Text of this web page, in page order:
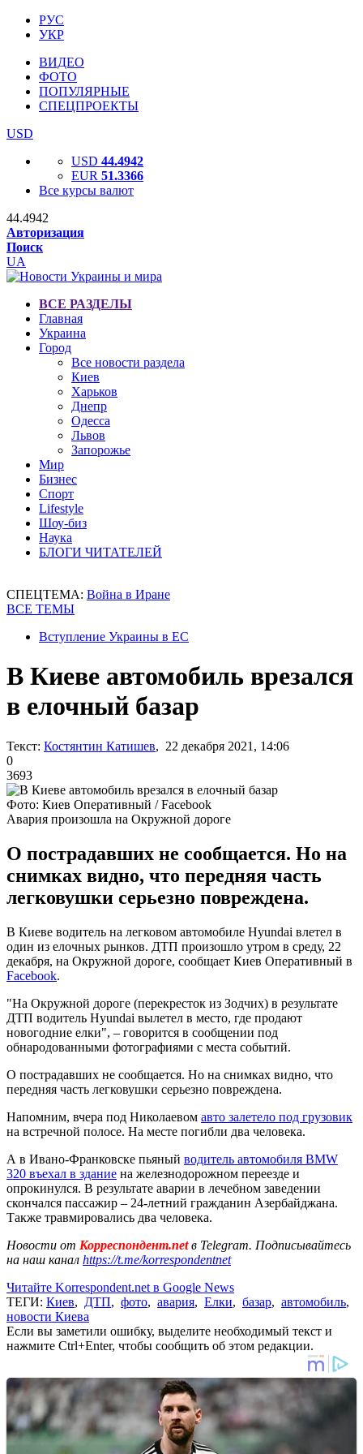
РУС
УКР
ВИДЕО
ФОТО
ПОПУЛЯРНЫЕ
СПЕЦПРОЕКТЫ
USD
USD 44.4942
EUR 51.3366
Все курсы валют
44.4942
Авторизация
Поиск
UA
ВСЕ РАЗДЕЛЫ
Главная
Украина
Город
Все новости раздела
Киев
Харьков
Днепр
Одесса
Львов
Запорожье
Мир
Бизнес
Спорт
Lifestyle
Шоу-биз
Наука
БЛОГИ ЧИТАТЕЛЕЙ
СПЕЦТЕМА: Война в Иране
ВСЕ ТЕМЫ
Вступление Украины в ЕС
В Киеве автомобиль врезался
в елочный базар
Текст: Костянтин Катишев, 22 декабря 2021, 14:06
0
3693
Фото: Киев Оперативный / Facebook
Авария произошла на Окружной дороге
О пострадавших не сообщается. Но на
снимках видно, что передняя часть
легковушки серьезно повреждена.
В Киеве водитель на легковом автомобиле Hyundai влетел в
один из елочных рынков. ДТП произошло утром в среду, 22
декабря, на Окружной дороге, сообщает Киев Оперативный в
Facebook.
"На Окружной дороге (перекресток из Зодчих) в результате
ДТП водитель Hyundai вылетел в место, где продают
новогодние елки", – говорится в сообщении под
обнародованными фотографиями с места событий.
О пострадавших не сообщается. Но на снимках видно, что
передняя часть легковушки серьезно повреждена.
Напомним, вчера под Николаевом авто залетело под грузовик
на встречной полосе. На месте погибли два человека.
А в Ивано-Франковске пьяный водитель автомобиля BMW
320 въехал в здание на железнодорожном переезде и
опрокинулся. В результате аварии в лечебном заведении
скончался пассажир – 24-летний гражданин Азербайджана.
Также травмировались два человека.
Новости от Корреспондент.netв Telegram. Подписывайтесь
на наш канал https://t.me/korrespondentnet
Читайте Korrespondent.net в Google News
ТЕГИ: Киев, ДТП, фото, авария, Елки, базар, автомобиль,
новости Киева
Если вы заметили ошибку, выделите необходимый текст и
нажмите Ctrl+Enter, чтобы сообщить об этом редакции.